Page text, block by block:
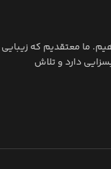
ما معتقدیم که زیبایی
دارد و تلاش